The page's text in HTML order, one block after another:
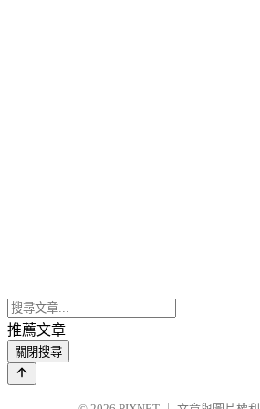
推薦文章
關閉搜尋